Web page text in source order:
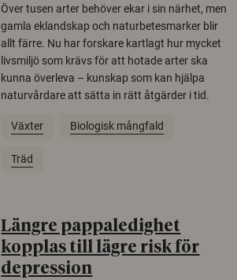
Över tusen arter behöver ekar i sin närhet, men
gamla eklandskap och naturbetesmarker blir
allt färre. Nu har forskare kartlagt hur mycket
livsmiljö som krävs för att hotade arter ska
kunna överleva – kunskap som kan hjälpa
naturvårdare att sätta in rätt åtgärder i tid.
Växter Biologisk mångfald
Träd
Längre pappaledighet
kopplas till lägre risk för
depression